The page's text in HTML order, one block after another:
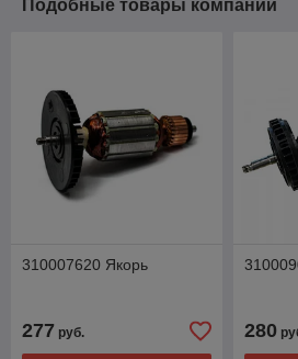
Подобные товары компании
310007620 Якорь
277 руб. 280